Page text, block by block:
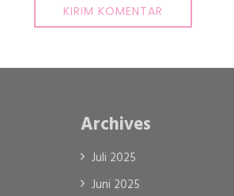
Archives
Juli 2025
Juni 2025